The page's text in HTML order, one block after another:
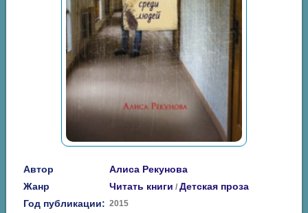
Автор
Алиса Рекунова
Жанр
Читать книги /Детская проза
Год публикации: 2015